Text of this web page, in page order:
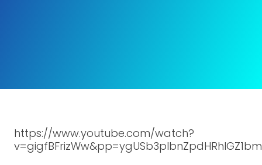
https://www.youtube.com/watch?